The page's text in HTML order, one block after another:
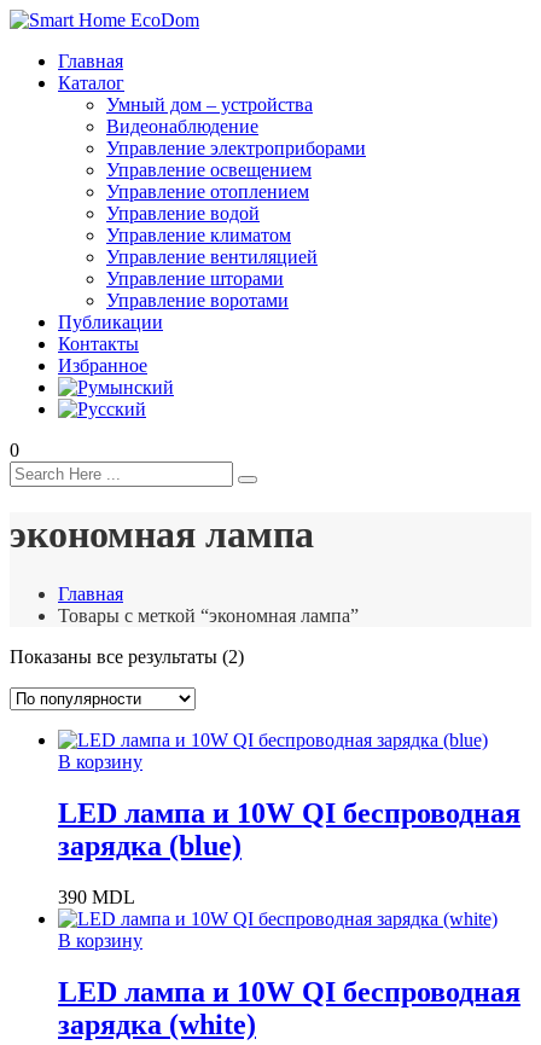
Главная
Каталог
Умный дом – устройства
Видеонаблюдение
Управление электроприборами
Управление освещением
Управление отоплением
Управление водой
Управление климатом
Управление вентиляцией
Управление шторами
Управление воротами
Публикации
Контакты
Избранное
0
экономная лампа
Главная
Товары с меткой “экономная лампа”
Показаны все результаты (2)Сортировка:
В корзину
LED лампа и 10W QI беспроводная
зарядка (blue)
390 MDL
В корзину
LED лампа и 10W QI беспроводная
зарядка (white)